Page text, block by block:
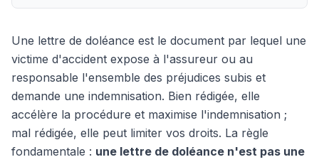
Une lettre de doléance est le document par lequel une
victime d'accident expose à l'assureur ou au
responsable l'ensemble des préjudices subis et
demande une indemnisation. Bien rédigée, elle
accélère la procédure et maximise l'indemnisation ;
mal rédigée, elle peut limiter vos droits. La règle
fondamentale : une lettre de doléance n'est pas une